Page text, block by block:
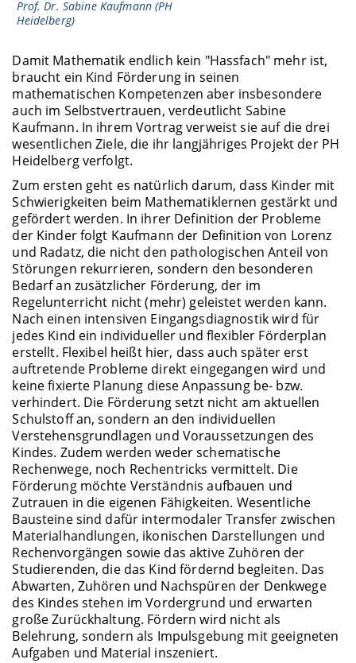
Prof. Dr. Sabine Kaufmann (PH
Heidelberg)
Damit Mathematik endlich kein "Hassfach" mehr ist,
braucht ein Kind Förderung in seinen
mathematischen Kompetenzen aber insbesondere
auch im Selbstvertrauen, verdeutlicht Sabine
Kaufmann. In ihrem Vortrag verweist sie auf die drei
wesentlichen Ziele, die ihr langjähriges Projekt der PH
Heidelberg verfolgt.
Zum ersten geht es natürlich darum, dass Kinder mit
Schwierigkeiten beim Mathematiklernen gestärkt und
gefördert werden. In ihrer Definition der Probleme
der Kinder folgt Kaufmann der Definition von Lorenz
und Radatz, die nicht den pathologischen Anteil von
Störungen rekurrieren, sondern den besonderen
Bedarf an zusätzlicher Förderung, der im
Regelunterricht nicht (mehr) geleistet werden kann.
Nach einen intensiven Eingangsdiagnostik wird für
jedes Kind ein individueller und flexibler Förderplan
erstellt. Flexibel heißt hier, dass auch später erst
auftretende Probleme direkt eingegangen wird und
keine fixierte Planung diese Anpassung be- bzw.
verhindert. Die Förderung setzt nicht am aktuellen
Schulstoff an, sondern an den individuellen
Verstehensgrundlagen und Voraussetzungen des
Kindes. Zudem werden weder schematische
Rechenwege, noch Rechentricks vermittelt. Die
Förderung möchte Verständnis aufbauen und
Zutrauen in die eigenen Fähigkeiten. Wesentliche
Bausteine sind dafür intermodaler Transfer zwischen
Materialhandlungen, ikonischen Darstellungen und
Rechenvorgängen sowie das aktive Zuhören der
Studierenden, die das Kind fördernd begleiten. Das
Abwarten, Zuhören und Nachspüren der Denkwege
des Kindes stehen im Vordergrund und erwarten
große Zurückhaltung. Fördern wird nicht als
Belehrung, sondern als Impulsgebung mit geeigneten
Aufgaben und Material inszeniert.